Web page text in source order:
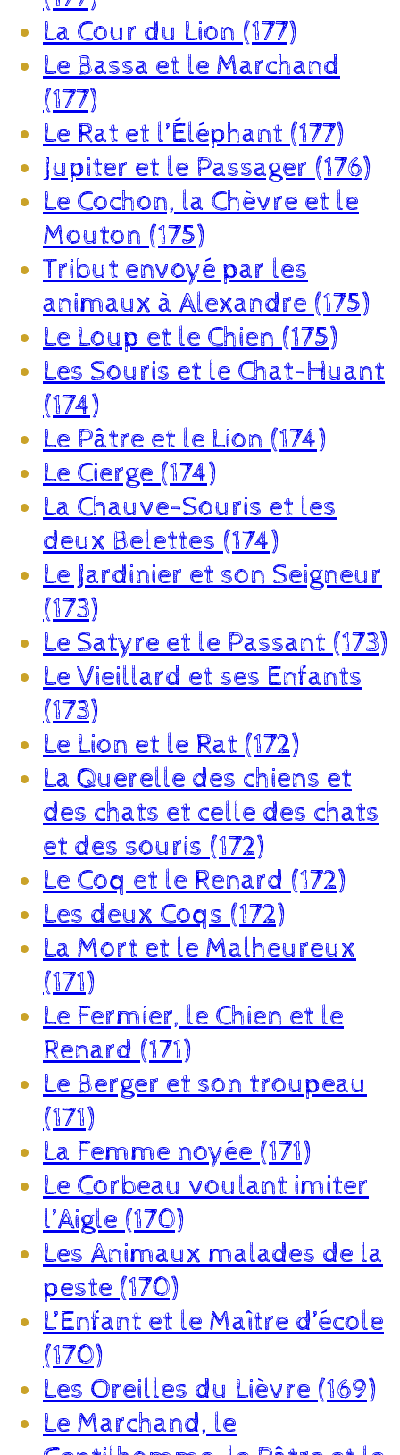
La Cour du Lion (177)
Le Bassa et le Marchand
(177)
Le Rat et l’Éléphant (177)
Jupiter et le Passager (176)
Le Cochon, la Chèvre et le
Mouton (175)
Tribut envoyé par les
animaux à Alexandre (175)
Le Loup et le Chien (175)
Les Souris et le Chat-Huant
(174)
Le Pâtre et le Lion (174)
Le Cierge (174)
La Chauve-Souris et les
deux Belettes (174)
Le Jardinier et son Seigneur
(173)
Le Satyre et le Passant (173)
Le Vieillard et ses Enfants
(173)
Le Lion et le Rat (172)
La Querelle des chiens et
des chats et celle des chats
et des souris (172)
Le Coq et le Renard (172)
Les deux Coqs (172)
La Mort et le Malheureux
(171)
Le Fermier, le Chien et le
Renard (171)
Le Berger et son troupeau
(171)
La Femme noyée (171)
Le Corbeau voulant imiter
l’Aigle (170)
Les Animaux malades de la
peste (170)
L’Enfant et le Maître d’école
(170)
Les Oreilles du Lièvre (169)
Le Marchand, le